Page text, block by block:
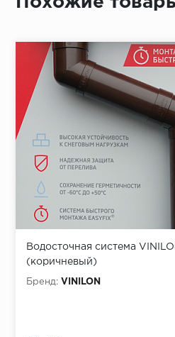
Водосточная система
(коричневый)
Бренд: VINILON